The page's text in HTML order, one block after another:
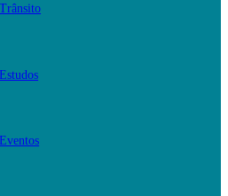
Trânsito
Estudos
Eventos